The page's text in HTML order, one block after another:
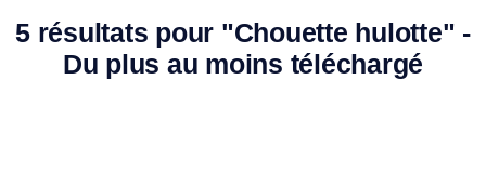
5 résultats pour "Chouette hulotte" -
Du plus au moins téléchargé